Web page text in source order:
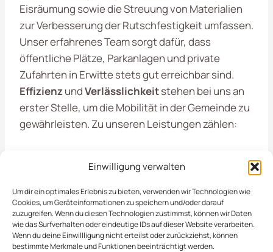
Einwilligung verwalten
Um dir ein optimales Erlebnis zu bieten, verwenden wir Technologien wie
Cookies, um Geräteinformationen zu speichern und/oder darauf
zuzugreifen. Wenn du diesen Technologien zustimmst, können wir Daten
wie das Surfverhalten oder eindeutige IDs auf dieser Website verarbeiten.
Wenn du deine Einwillligung nicht erteilst oder zurückziehst, können
bestimmte Merkmale und Funktionen beeinträchtigt werden.
Eisräumung sowie die Streuung von Materialien
zur Verbesserung der Rutschfestigkeit umfassen.
Unser erfahrenes Team sorgt dafür, dass
öffentliche Plätze, Parkanlagen und private
Zufahrten in Erwitte stets gut erreichbar sind.
EffizienzundVerlässlichkeitstehen bei uns an
erster Stelle, um die Mobilität in der Gemeinde zu
gewährleisten. Zu unseren Leistungen zählen:
Professionelle Schneeräumung von Straßen
Streuung von Streugut auf Gehwegen und
Parkplätzen
Regelmäßige Überprüfung der Wetterlage
und schnelle Reaktion